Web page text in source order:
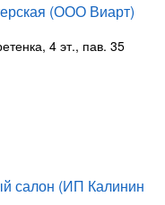
(ООО Виарт)
4 эт., пав. 35
салон (ИП Калинин